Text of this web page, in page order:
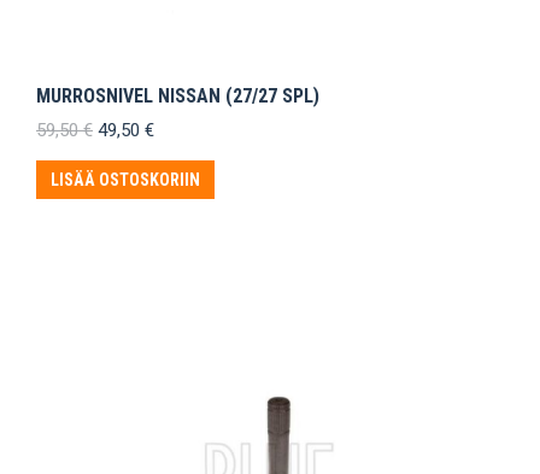
MURROSNIVEL NISSAN (27/27 SPL)
59,50€ Alkuperäinen
oli:
59,50 €.
49,50 €Nykyinen
on:
49,50 €.
LISÄÄ OSTOSKORIIN